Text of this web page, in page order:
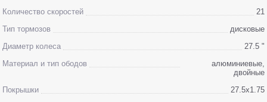
Количество скоростей
21
Тип тормозов
дисковые
Диаметр колеса
27.5 "
Материал и тип ободов
алюминиевые,
двойные
Покрышки
27.5x1.75